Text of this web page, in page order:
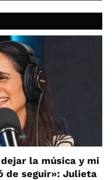
la música y mi
de seguir»: Julieta